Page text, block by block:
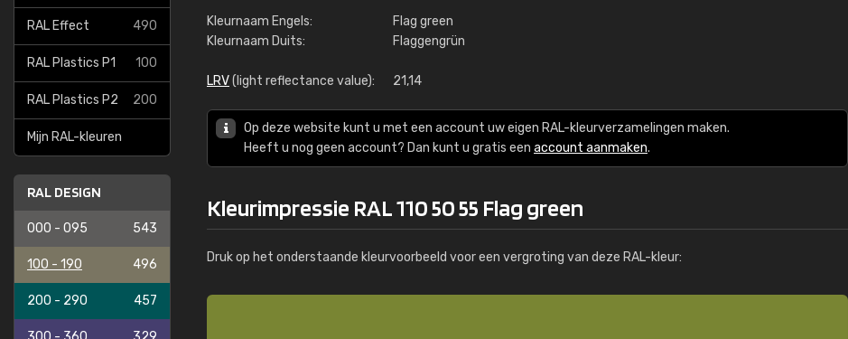
RAL Effect 490
RAL Plastics P1 100
RAL Plastics P2 200
Mijn RAL-kleuren
RAL DESIGN
000 - 095 543
100 - 190 496
200 - 290 457
Kleurnaam Engels:
Flag green
Kleurnaam Duits:
Flaggengrün
LRV(light reflectance value): 21,14
Op deze website kunt u met een account uw eigen RAL-kleurverzamelingen maken.
Heeft u nog geen account? Dan kunt u gratis een account aanmaken.
Kleurimpressie RAL 110 50 55 Flag green
Druk op het onderstaande kleurvoorbeeld voor een vergroting van deze RAL-kleur:
RAL K7 op waterbasis